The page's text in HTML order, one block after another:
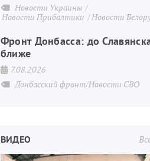
Новости Украины
Новости Прибалтики
Новости
Фронт Донбасса: до
ближе
7.08.2026
Донбасский фронт/Новости СВО
ВИДЕО